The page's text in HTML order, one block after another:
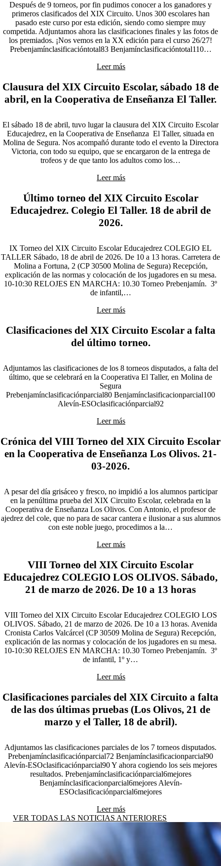
Después de 9 torneos, por fin pudimos conocer a los ganadores y
primeros clasificados del XIX Circuito. Unos 300 escolares han
pasado este curso por esta edición, siendo como siempre muy
competida. Adjuntamos ahora las clasificaciones finales y las fotos de
los premiados. ¡Nos vemos en la XX edición para el curso 26/27!
Prebenjamínclasificacióntotal83 Benjamínclasificacióntotal110…
Leer más
Clausura del XIX Circuito Escolar, sábado 18 de
abril, en la Cooperativa de Enseñanza El Taller.
El sábado 18 de abril, tuvo lugar la clausura del XIX Circuito Escolar
Educajedrez, en la Cooperativa de Enseñanza El Taller, situada en
Molina de Segura. Nos acompañó durante todo el evento la Directora
Victoria, con todo su equipo, que se encargaron de la entrega de
trofeos y de que tanto los adultos como los…
Leer más
Último torneo del XIX Circuito Escolar
Educajedrez. Colegio El Taller. 18 de abril de
2026.
IX Torneo del XIX Circuito Escolar Educajedrez COLEGIO EL
TALLER Sábado, 18 de abril de 2026. De 10 a 13 horas. Carretera de
Molina a Fortuna, 2 (CP 30500 Molina de Segura) Recepción,
explicación de las normas y colocación de los jugadores en su mesa.
10-10:30 RELOJES EN MARCHA: 10.30 Torneo Prebenjamín. 3º
de infantil,…
Leer más
Clasificaciones del XIX Circuito Escolar a falta
del último torneo.
Adjuntamos las clasificaciones de los 8 torneos disputados, a falta del
último, que se celebrará en la Cooperativa El Taller, en Molina de
Segura
Prebenjamínclasificaciónparcial80 Benjamínclasificacionparcial100
Alevín-ESOclasificaciónparcial92
Leer más
Crónica del VIII Torneo del XIX Circuito Escolar
en la Cooperativa de Enseñanza Los Olivos. 21-
03-2026.
A pesar del día grisáceo y fresco, no impidió a los alumnos participar
en la penúltima prueba del XIX Circuito Escolar, celebrada en la
Cooperativa de Enseñanza Los Olivos. Con Antonio, el profesor de
ajedrez del cole, que no para de sacar cantera e ilusionar a sus alumnos
con este noble juego, procedimos a la…
Leer más
VIII Torneo del XIX Circuito Escolar
Educajedrez COLEGIO LOS OLIVOS. Sábado,
21 de marzo de 2026. De 10 a 13 horas
VIII Torneo del XIX Circuito Escolar Educajedrez COLEGIO LOS
OLIVOS. Sábado, 21 de marzo de 2026. De 10 a 13 horas. Avenida
Cronista Carlos Valcárcel (CP 30509 Molina de Segura) Recepción,
explicación de las normas y colocación de los jugadores en su mesa.
10-10:30 RELOJES EN MARCHA: 10.30 Torneo Prebenjamín. 3º
de infantil, 1º y…
Leer más
Clasificaciones parciales del XIX Circuito a falta
de las dos últimas pruebas (Los Olivos, 21 de
marzo y el Taller, 18 de abril).
Adjuntamos las clasificaciones parciales de los 7 torneos disputados.
Prebenjamínclasificaciónparcial72 Benjamínclasificacionparcial90
Alevín-ESOclasificaciónparcial90 Y ahora cogiendo los seis mejores
resultados. Prebenjamínclasificaciónparcial6mejores
Benjamínclasificacionparcial6mejores Alevín-
ESOclasificaciónparcial6mejores
Leer más
VER TODAS LAS NOTICIAS ANTERIORES